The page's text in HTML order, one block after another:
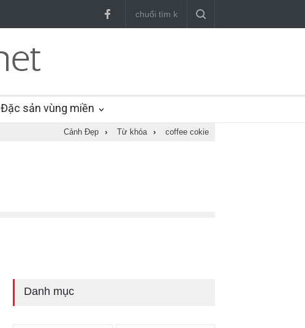
Đặc sản vùng miền
Cảnh Đẹp › Từ khóa › coffee cokie
Danh mục